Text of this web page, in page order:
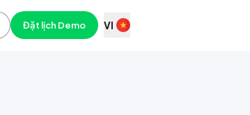
Đặt lịch Demo VI